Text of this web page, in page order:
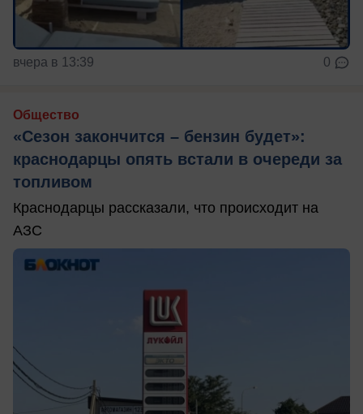
вчера в 13:39 0
Общество
«Сезон закончится – бензин будет»:
краснодарцы опять встали в очереди за
топливом
Краснодарцы рассказали, что происходит на
АЗС